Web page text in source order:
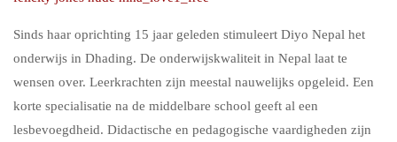
Sinds haar oprichting 15 jaar geleden stimuleert Diyo Nepal het
onderwijs in Dhading. De onderwijskwaliteit in Nepal laat te
wensen over. Leerkrachten zijn meestal nauwelijks opgeleid. Een
korte specialisatie na de middelbare school geeft al een
lesbevoegdheid. Didactische en pedagogische vaardigheden zijn